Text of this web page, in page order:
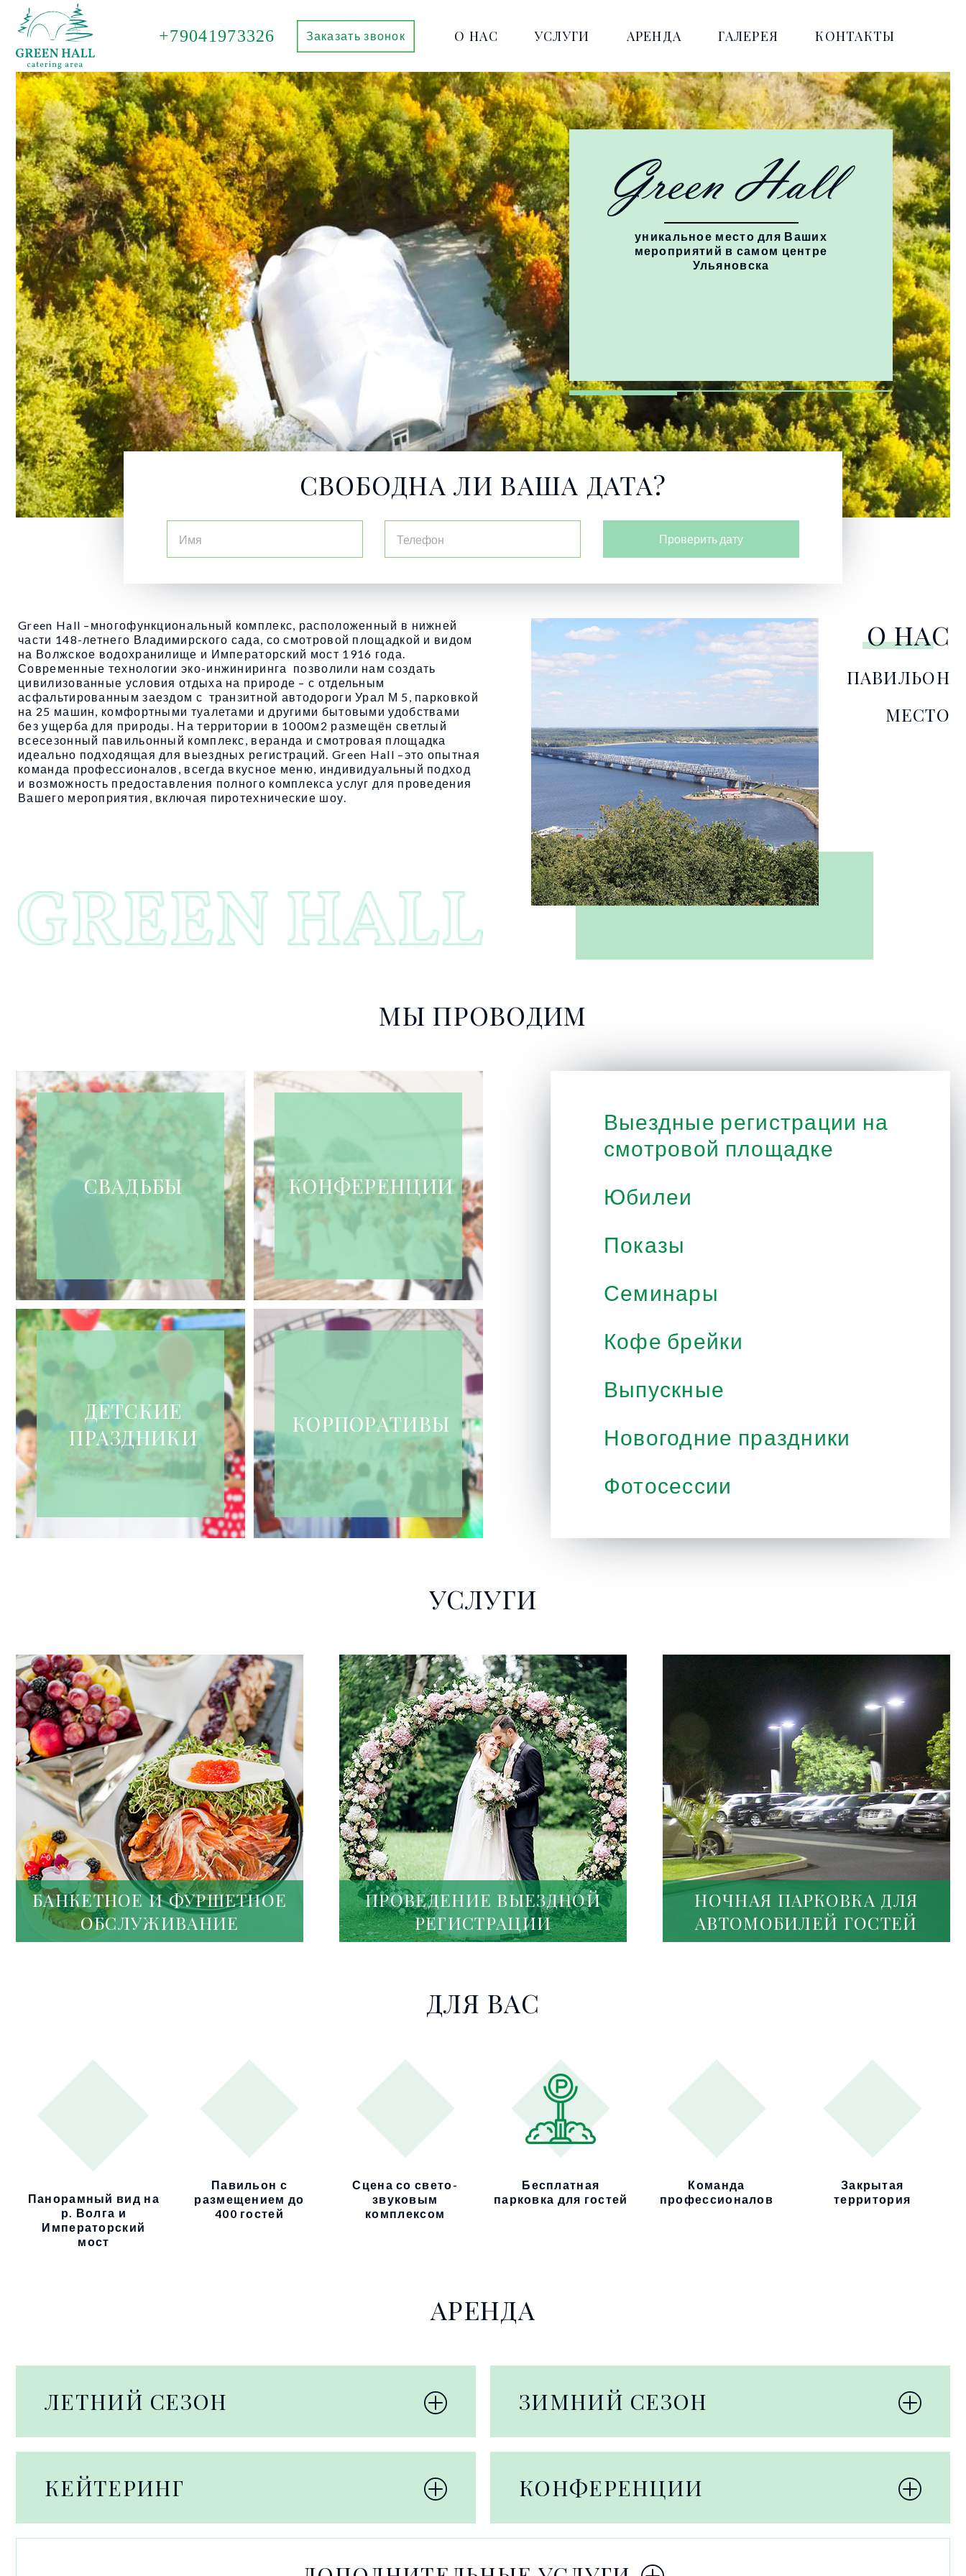
+79041973326 Заказать звонок О НАС УСЛУГИ АРЕНДА ГАЛЕРЕЯ КОНТАКТЫ
уникальное место для Ваших
мероприятий в самом центре
Ульяновска
СВОБОДНА ЛИ ВАША ДАТА?
Проверить дату
О НАС
ПАВИЛЬОН
МЕСТО
Green Hall –многофункциональный комплекс, расположенный в нижней
части 148-летнего Владимирского сада, со смотровой площадкой и видом
на Волжское водохранилище и Императорский мост 1916 года.
Современные технологии эко-инжиниринга позволили нам создать
цивилизованные условия отдыха на природе – с отдельным
асфальтированным заездом с транзитной автодороги Урал М 5, парковкой
на 25 машин, комфортными туалетами и другими бытовыми удобствами
без ущерба для природы. На территории в 1000м2 размещён светлый
всесезонный павильонный комплекс, веранда и смотровая площадка
идеально подходящая для выездных регистраций. Green Hall –это опытная
команда профессионалов, всегда вкусное меню, индивидуальный подход
и возможность предоставления полного комплекса услуг для проведения
Вашего мероприятия, включая пиротехнические шоу.
МЫ ПРОВОДИМ
СВАДЬБЫ КОНФЕРЕНЦИИ
ДЕТСКИЕ
ПРАЗДНИКИ
КОРПОРАТИВЫ
Выездные регистрации на
смотровой площадке
Юбилеи
Показы
Семинары
Кофе брейки
Выпускные
Новогодние праздники
Фотосессии
УСЛУГИ
БАНКЕТНОЕ И ФУРШЕТНОЕ
ОБСЛУЖИВАНИЕ
ПРОВЕДЕНИЕ ВЫЕЗДНОЙ
РЕГИСТРАЦИИ
НОЧНАЯ ПАРКОВКА ДЛЯ
АВТОМОБИЛЕЙ ГОСТЕЙ
ДЛЯ ВАС
Панорамный вид на
р. Волга и
Императорский
мост
Павильон с
размещением до
400 гостей
Сцена со свето-
звуковым
комплексом
Бесплатная
парковка для гостей
Команда
профессионалов
Закрытая
территория
АРЕНДА
ЛЕТНИЙ СЕЗОН ЗИМНИЙ СЕЗОН
КЕЙТЕРИНГ КОНФЕРЕНЦИИ